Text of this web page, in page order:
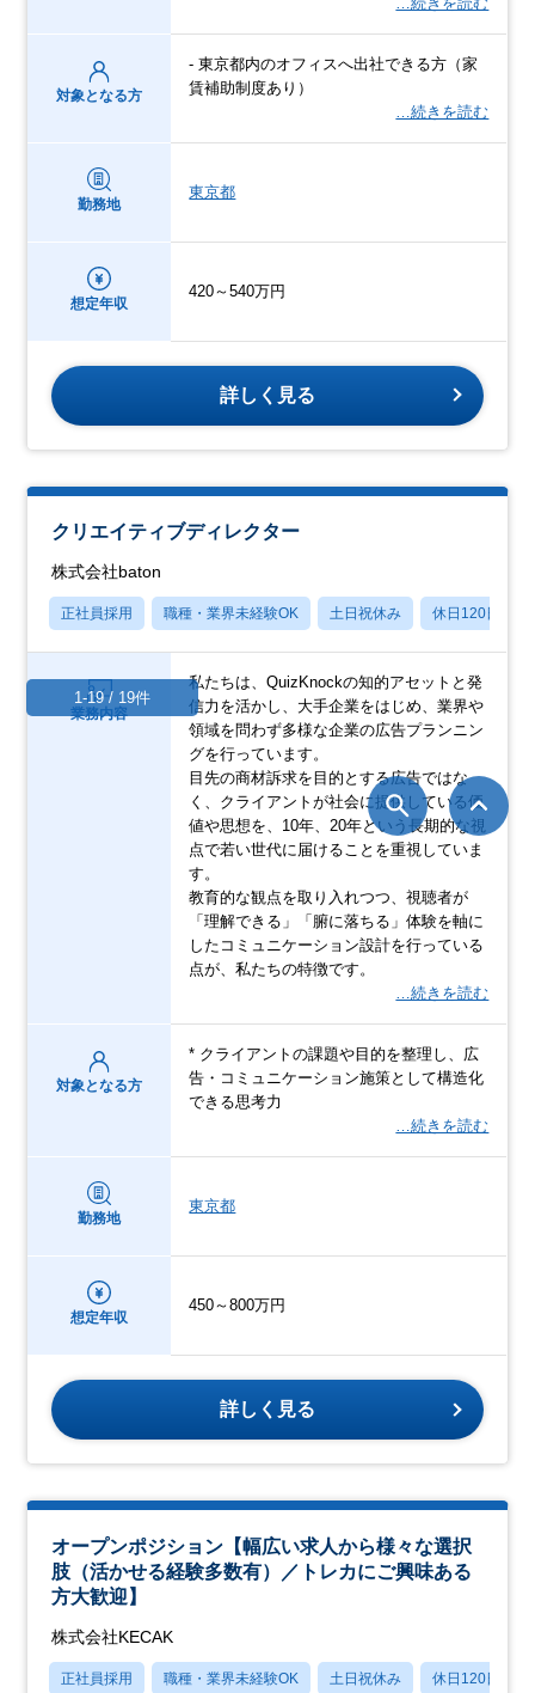
対象となる方
- 東京都内のオフィスへ出社できる方（家
賃補助制度あり）
…続きを読む
勤務地
東京都
想定年収
420～540万円
詳しく見る
クリエイティブディレクター
株式会社baton
正社員採用 職種・業界未経験OK 土日祝休み 休日120日以上
業務内容
私たちは、QuizKnockの知的アセットと発
信力を活かし、大手企業をはじめ、業界や
領域を問わず多様な企業の広告プランニン
グを行っています。
目先の商材訴求を目的とする広告ではな
く、クライアントが社会に提供している価
値や思想を、10年、20年という長期的な視
点で若い世代に届けることを重視していま
す。
教育的な観点を取り入れつつ、視聴者が
「理解できる」「腑に落ちる」体験を軸に
したコミュニケーション設計を行っている
点が、私たちの特徴です。
…続きを読む
対象となる方
* クライアントの課題や目的を整理し、広
告・コミュニケーション施策として構造化
できる思考力
…続きを読む
勤務地
東京都
想定年収
450～800万円
詳しく見る
オープンポジション【幅広い求人から様々な選択
肢（活かせる経験多数有）／トレカにご興味ある
方大歓迎】
株式会社KECAK
正社員採用 職種・業界未経験OK 土日祝休み 休日120日以上
1-19 / 19件